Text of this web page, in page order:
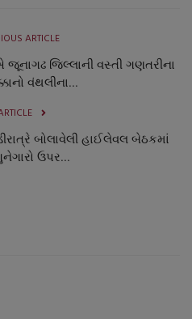
ARTICLE
જિલ્લાની વસ્તી ગણતરીના
વંથલીના...
બોલાવેલી હાઈલેવલ બેઠકમાં
ઉપર...